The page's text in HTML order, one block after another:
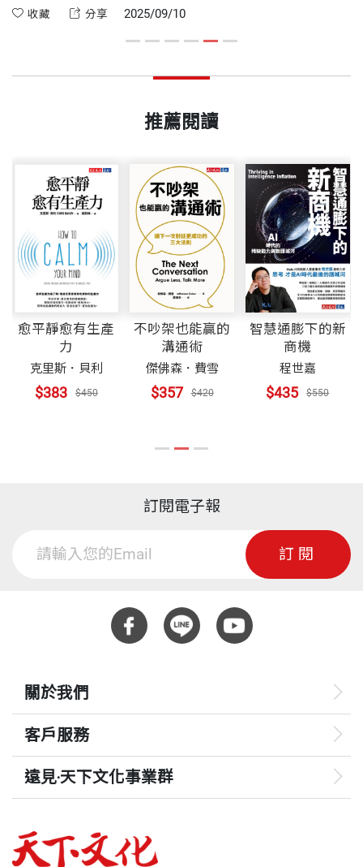
何時該相信它，何時應保持警覺，讓你的決策更聰明、更安
收藏 分享 2025/09/10
推薦閱讀
愈平靜愈有生產
力
克里斯．貝利
$383 $450
不吵架也能贏的
溝通術
傑佛森．費雪
$357 $420
智慧通膨下的新
商機
程世嘉
$435 $550
訂閱電子報
訂閱
關於我們
客戶服務
遠見‧天下文化事業群
哈佛商業評論